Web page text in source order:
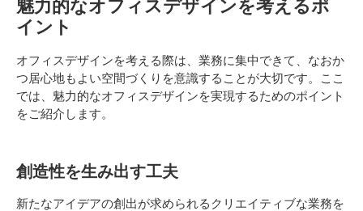
魅力的なオフィスデザインを考えるポ
イント
オフィスデザインを考える際は、業務に集中できて、なおか
つ居心地もよい空間づくりを意識することが大切です。ここ
では、魅力的なオフィスデザインを実現するためのポイント
をご紹介します。
創造性を生み出す工夫
新たなアイデアの創出が求められるクリエイティブな業務を